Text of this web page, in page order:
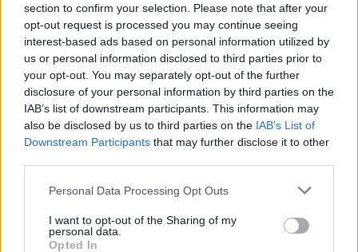
section to confirm your selection. Please note that after your
opt-out request is processed you may continue seeing
interest-based ads based on personal information utilized by
us or personal information disclosed to third parties prior to
your opt-out. You may separately opt-out of the further
disclosure of your personal information by third parties on the
IAB’s list of downstream participants. This information may
also be disclosed by us to third parties on the IAB’s List of
Downstream Participants that may further disclose it to other
Personal Data Processing Opt Outs
I want to opt-out of the Sharing of my
personal data.
Opted In
alcolico eccessivo”, afferma. “Ci è voluto tempo per
comprendere come creare la nostra interpretazione di
Cabernet Sauvignon e Cabernet Franc, e come farlo
comprendendo e rispettando pienamente l’identità di
Bolgheri”.
Ca’Marcanda Camarcanda
2022
Ca’Marcanda 2022 Camarcanda Bolgheri DOP